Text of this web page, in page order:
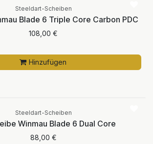
Steeldart-Scheiben
Blade 6 Triple Core Carbon PDC
108,00 €
Hinzufügen
Steeldart-Scheiben
Winmau Blade 6 Dual Core
88,00 €